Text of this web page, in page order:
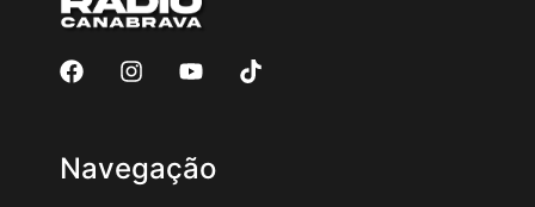
Navegação